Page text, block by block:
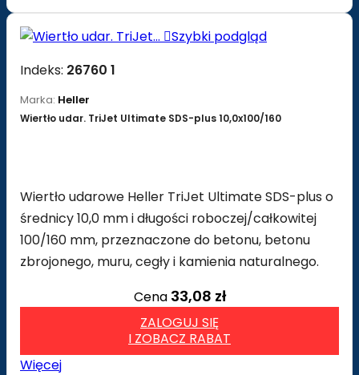
Szybki podgląd
Indeks: 26760 1
Marka: Heller
Wiertło udar. TriJet Ultimate SDS-plus 10,0x100/160
Wiertło udarowe Heller TriJet Ultimate SDS-plus o
średnicy 10,0 mm i długości roboczej/całkowitej
100/160 mm, przeznaczone do betonu, betonu
zbrojonego, muru, cegły i kamienia naturalnego.
Cena 33,08 zł
ZALOGUJ SIĘ
I ZOBACZ RABAT
Więcej